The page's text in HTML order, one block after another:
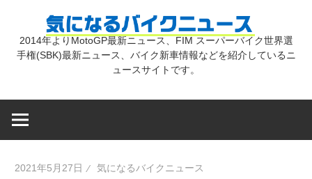
気
2014年よりMotoGP最新ニュース、FIM スーパーバイク世界選
手権(SBK)最新ニュース、バイク新車情報などを紹介しているニ
ュースサイトです。
2021年5月27日 気になるバイクニュース